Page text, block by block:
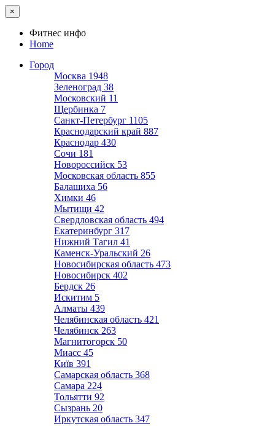
×
Фитнес инфо
Home
Город
Москва 1948
Зеленоград 38
Московский 11
Щербинка 7
Санкт-Петербург 1105
Краснодарский край 887
Краснодар 430
Сочи 181
Новороссийск 53
Московская область 855
Балашиха 56
Химки 46
Мытищи 42
Свердловская область 494
Екатеринбург 317
Нижний Тагил 41
Каменск-Уральский 26
Новосибирская область 473
Новосибирск 402
Бердск 26
Искитим 5
Алматы 439
Челябинская область 421
Челябинск 263
Магнитогорск 50
Миасс 45
Київ 391
Самарская область 368
Самара 224
Тольятти 92
Сызрань 20
Иркутская область 347